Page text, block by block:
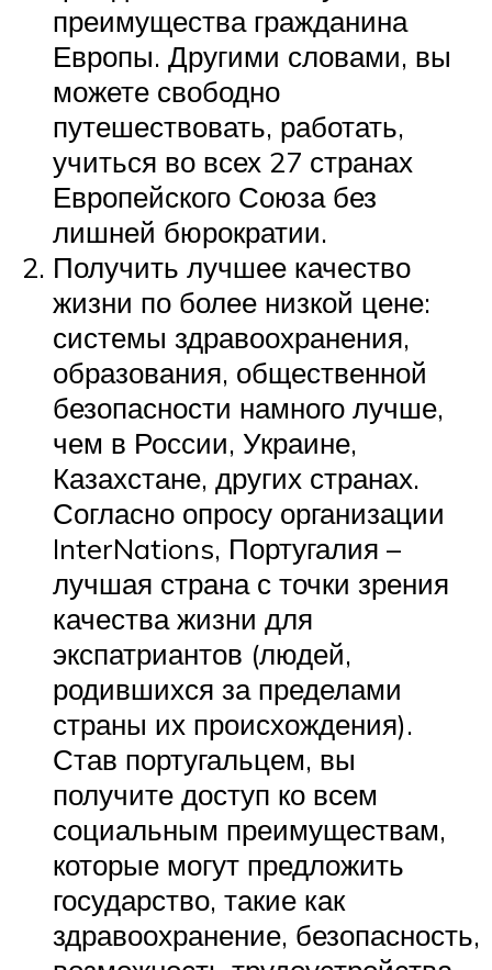
преимущества гражданина
Европы. Другими словами, вы
можете свободно
путешествовать, работать,
учиться во всех 27 странах
Европейского Союза без
лишней бюрократии.
Получить лучшее качество
жизни по более низкой цене:
системы здравоохранения,
образования, общественной
безопасности намного лучше,
чем в России, Украине,
Казахстане, других странах.
Согласно опросу организации
InterNations, Португалия –
лучшая страна с точки зрения
качества жизни для
экспатриантов (людей,
родившихся за пределами
страны их происхождения).
Став португальцем, вы
получите доступ ко всем
социальным преимуществам,
которые могут предложить
государство, такие как
здравоохранение, безопасность,